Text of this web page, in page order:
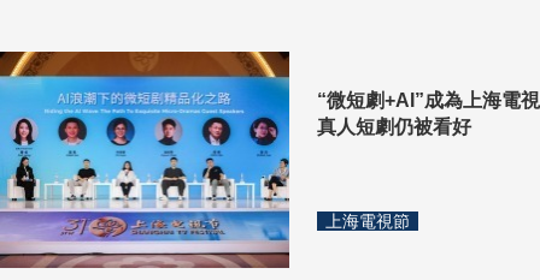
“微短劇+AI”成為上海電
真人短劇仍被看好
上海電視節